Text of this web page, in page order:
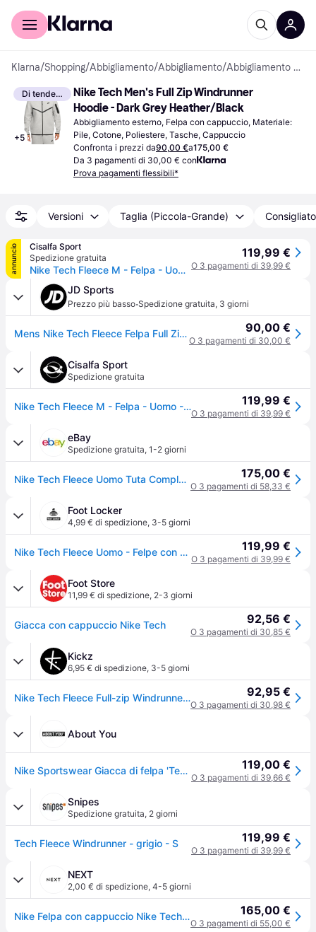
Per il tuo shopping
Klarna/Shopping/Abbigliamento/Abbigliamento/ Abbigliamento esterno
Di tendenza
+5
Nike Tech Men's Full Zip Windrunner
Hoodie - Dark Grey Heather/Black
Abbigliamento esterno, Felpa con cappuccio, Materiale:
Pile, Cotone, Poliestere, Tasche, Cappuccio
Confronta i prezzi da90,00 €a175,00 €
Da 3 pagamenti di 30,00 € con
Prova pagamenti flessibili*
Versioni Taglia (Piccola-Grande) Consigliato
annuncio
Cisalfa Sport
Spedizione gratuita
Nike Tech Fleece M - Felpa - Uomo - Grigio - S
119,99 €
O 3 pagamenti di 39,99 €
JD Sports
Prezzo più basso·Spedizione gratuita, 3 giorni
Mens Nike Tech Fleece Felpa Full Zip - Grigio, grigio - L 90,00 €
O 3 pagamenti di 30,00 €
Cisalfa Sport
Spedizione gratuita
Nike Tech Fleece M - Felpa - Uomo - Grigio - XL 119,99 €
O 3 pagamenti di 39,99 €
eBay
Spedizione gratuita, 1-2 giorni
Nike Tech Fleece Uomo Tuta Completa Originale S M L Xl Grigio Zip Felpa Cappucci 175,00 €
O 3 pagamenti di 58,33 €
Foot Locker
4,99 € di spedizione, 3-5 giorni
Nike Tech Fleece Uomo - Felpe con cappuccio Grigio - Taglia XS - Grey 119,99 €
O 3 pagamenti di 39,99 €
Foot Store
11,99 € di spedizione, 2-3 giorni
Giacca con cappuccio Nike Tech 92,56 €
O 3 pagamenti di 30,85 €
Kickz
6,95 € di spedizione, 3-5 giorni
Nike Tech Fleece Full-zip Windrunner Giacca Con Cappuccio Grigio C063 - grey - S 92,95 €
O 3 pagamenti di 30,98 €
About You
Nike Sportswear Giacca di felpa 'Tech Fleece' grigio scuro / grigio sfumato / nero 119,00 €
O 3 pagamenti di 39,66 €
Snipes
Spedizione gratuita, 2 giorni
Tech Fleece Windrunner - grigio - S 119,99 €
O 3 pagamenti di 39,99 €
NEXT
2,00 € di spedizione, 4-5 giorni
Nike Felpa con cappuccio Nike Tech Fleece Zip Through 165,00 €
O 3 pagamenti di 55,00 €